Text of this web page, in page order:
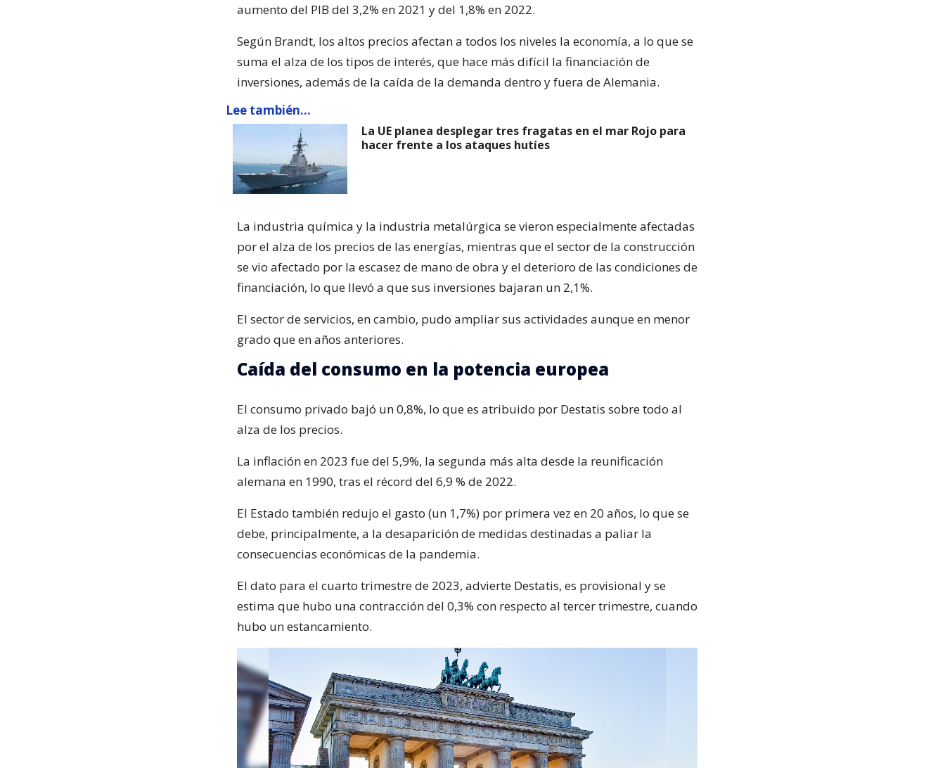
aumento del PIB del 3,2% en 2021 y del 1,8% en 2022.
Según Brandt, los altos precios afectan a todos los niveles la economía, a lo que se
suma el alza de los tipos de interés, que hace más difícil la financiación de
inversiones, además de la caída de la demanda dentro y fuera de Alemania.
Lee también...
La UE planea desplegar tres fragatas en el mar Rojo para
hacer frente a los ataques hutíes
La industria química y la industria metalúrgica se vieron especialmente afectadas
por el alza de los precios de las energías, mientras que el sector de la construcción
se vio afectado por la escasez de mano de obra y el deterioro de las condiciones de
financiación, lo que llevó a que sus inversiones bajaran un 2,1%.
El sector de servicios, en cambio, pudo ampliar sus actividades aunque en menor
grado que en años anteriores.
Caída del consumo en la potencia europea
El consumo privado bajó un 0,8%, lo que es atribuido por Destatis sobre todo al
alza de los precios.
La inflación en 2023 fue del 5,9%, la segunda más alta desde la reunificación
alemana en 1990, tras el récord del 6,9 % de 2022.
El Estado también redujo el gasto (un 1,7%) por primera vez en 20 años, lo que se
debe, principalmente, a la desaparición de medidas destinadas a paliar la
consecuencias económicas de la pandemia.
El dato para el cuarto trimestre de 2023, advierte Destatis, es provisional y se
estima que hubo una contracción del 0,3% con respecto al tercer trimestre, cuando
hubo un estancamiento.